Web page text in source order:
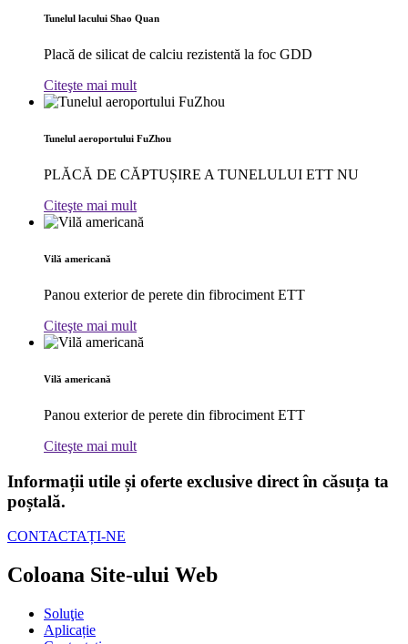
Tunelul lacului Shao Quan
Placă de silicat de calciu rezistentă la foc GDD
Citeşte mai mult
Tunelul aeroportului FuZhou
PLĂCĂ DE CĂPTUȘIRE A TUNELULUI ETT NU
Citeşte mai mult
Vilă americană
Panou exterior de perete din fibrociment ETT
Citeşte mai mult
Vilă americană
Panou exterior de perete din fibrociment ETT
Citeşte mai mult
Informații utile și oferte exclusive direct în căsuța ta
poștală.
CONTACTAȚI-NE
Coloana Site-ului Web
Soluţie
Aplicație